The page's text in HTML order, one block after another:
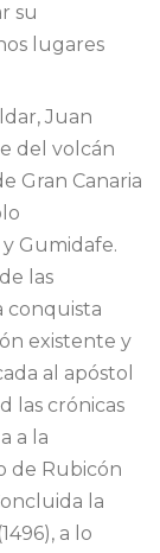
su
lugares
Juan
del volcán
Gran Canaria
Gumidafe.
las
conquista
existente y
al apóstol
las crónicas
a la
de Rubicón
la
a lo